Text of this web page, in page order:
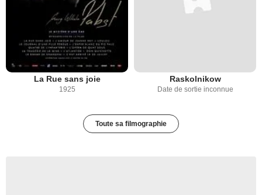
La Rue sans joie
1925
Raskolnikow
Date de sortie inconnue
Toute sa filmographie